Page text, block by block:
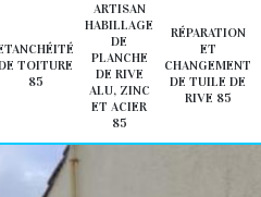
TOITURE
85
ARTISAN
HABILLAGE
DE
PLANCHE
DE RIVE
ALU, ZINC
ET ACIER
85
RÉPARATION
ET
CHANGEMENT
DE TUILE DE
RIVE 85